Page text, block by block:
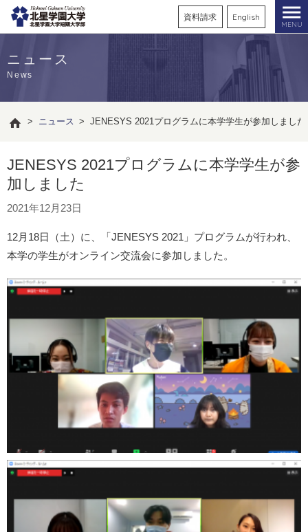
資料請求 English
MENU
ニュース
News
> ニュース > JENESYS 2021プログラムに本学学生が参加しました
JENESYS 2021プログラムに本学学生が参
加しました
2021年12月23日
12月18日（土）に、「JENESYS 2021」プログラムが行われ、
本学の学生がオンライン交流会に参加しました。